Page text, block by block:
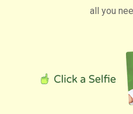
all you